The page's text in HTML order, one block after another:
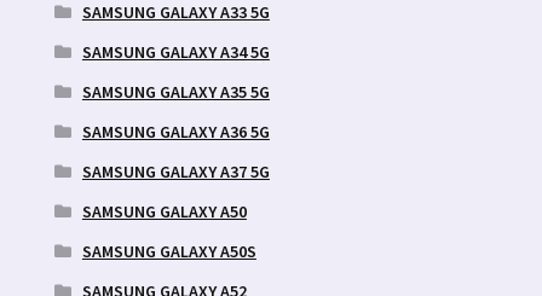
SAMSUNG GALAXY A33 5G
SAMSUNG GALAXY A34 5G
SAMSUNG GALAXY A35 5G
SAMSUNG GALAXY A36 5G
SAMSUNG GALAXY A37 5G
SAMSUNG GALAXY A50
SAMSUNG GALAXY A50S